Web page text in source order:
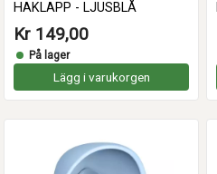
HAKLAPP - LJUSBLÅ
Kr 149,00
På lager
Lägg i varukorgen